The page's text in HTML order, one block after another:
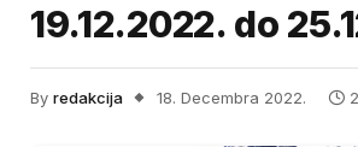
19.12.2022. do
By redakcija 18. Decembra 2022.